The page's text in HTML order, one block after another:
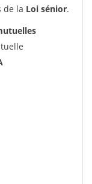
de la Loi sénior.